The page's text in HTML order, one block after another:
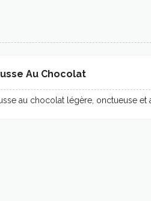
Au Chocolat
au chocolat légère, onctueuse et